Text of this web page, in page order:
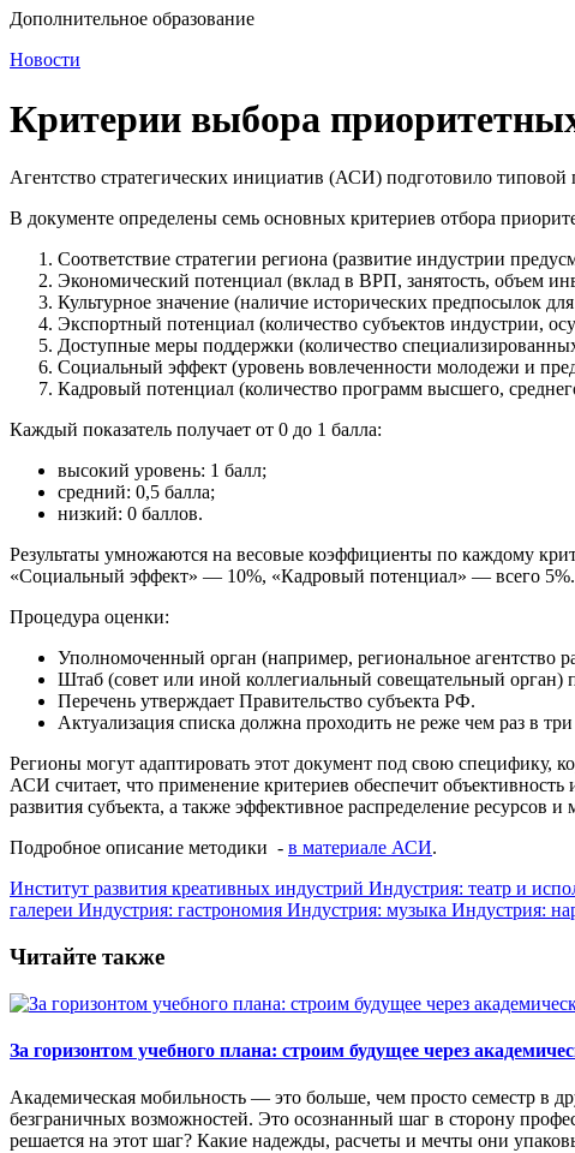
Дополнительное образование
Новости
Критерии выбора
Агентство стратегических инициатив (АСИ) подготовило
В документе определены семь основных критериев отбора
Соответствие стратегии региона (развитие индустрии
Экономический потенциал (вклад в ВРП, занятость, объем
Культурное значение (наличие исторических предпосылок
Экспортный потенциал (количество субъектов индустрии,
Доступные меры поддержки (количество
Социальный эффект (уровень вовлеченности молодежи и
Кадровый потенциал (количество программ высшего,
Каждый показатель получает от 0 до 1 балла:
высокий уровень: 1 балл;
средний: 0,5 балла;
низкий: 0 баллов.
Результаты умножаются на весовые коэффициенты по каждому
«Социальный эффект» — 10%, «Кадровый потенциал» — всего 5%.
Процедура оценки:
Уполномоченный орган (например, региональное агентство
Штаб (совет или иной коллегиальный совещательный
Перечень утверждает Правительство субъекта РФ.
Актуализация списка должна проходить не реже чем раз в три
Регионы могут адаптировать этот документ под свою специфику,
АСИ считает, что применение критериев обеспечит
развития субъекта, а также эффективное распределение ресурсов
Подробное описание методики - в материале АСИ.
Институт развития креативных индустрий Индустрия: театр и
галереи Индустрия: гастрономия Индустрия: музыка Индустрия:
Читайте также
За горизонтом учебного плана: строим будущее через
Академическая мобильность — это больше, чем просто семестр в
безграничных возможностей. Это осознанный шаг в сторону
решается на этот шаг? Какие надежды, расчеты и мечты они